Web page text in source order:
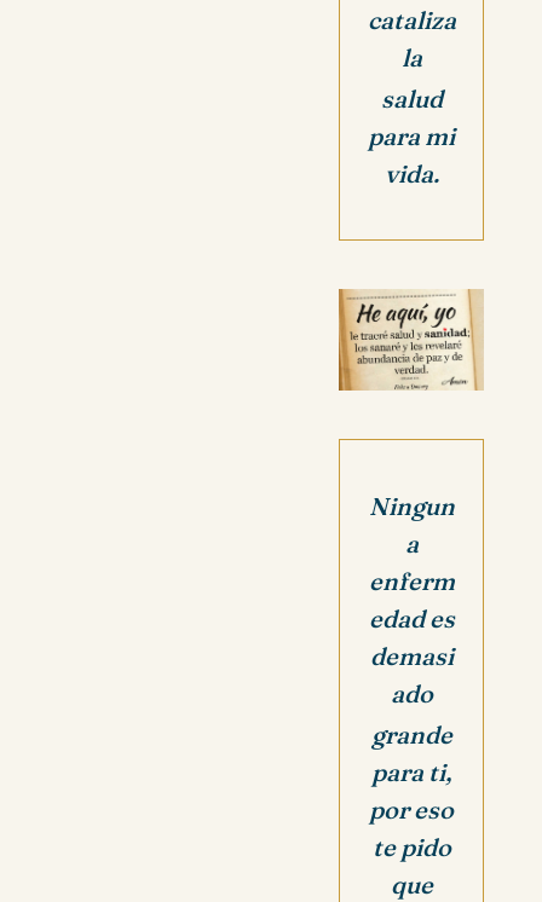
cataliza
la
salud
para mi
vida.
Ningun
a
enferm
edad es
demasi
ado
grande
para ti,
por eso
te pido
que